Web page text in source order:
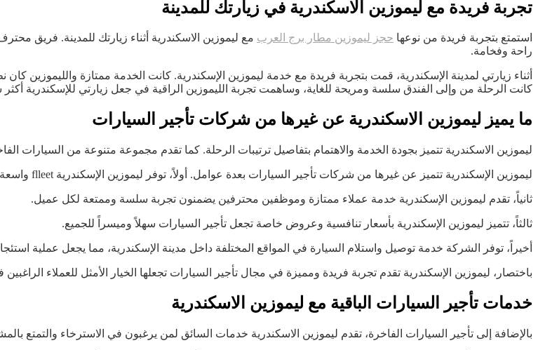
تجربة فريدة مع ليموزين الاسكندرية في زيارتك للمدينة
استمتع بتجربة فريدة من نوعها حجز ليموزين مطار برج العرب مع ليموزين الاسكندرية أثناء زيارتك للمدينة. فريق
راحة وفخامة.
أثناء زيارتي لمدينة الإسكندرية، قمت بتجربة فريدة مع خدمة ليموزين الإسكندرية. كانت الخدمة ممتازة والليموزين
كانت الرحلة من وإلى الفندق سلسة ومريحة للغاية، وساهمت تجربة الليموزين الراقية في جعل زيارتي للإسكندرية
ما يميز ليموزين الاسكندرية عن غيرها من شركات تأجير السيارات
ليموزين الاسكندرية تتميز بجودة الخدمة والاهتمام بتفاصيل ترتيبات الرحلة. كما تقدم مجموعة متنوعة من السيارات
ليموزين الإسكندرية تتميز عن غيرها من شركات تأجير السيارات بعدة عوامل. أولاً، توفر ليموزين الإسكندرية flleet واسعة ومتنوعة من السيارات الفاخرة والمريحة التي تناسب مختلف الاحتياجات والميزانيات.
ثانياً، تقدم ليموزين الإسكندرية خدمة عملاء ممتازة وموظفين محترفين يضمنون تجربة سلسة وممتعة لكل عميل.
ثالثاً، تتميز ليموزين الإسكندرية بأسعار تنافسية وعروض خاصة تجعل تأجير السيارات سهلاً وميسراً للجميع.
أخيراً، توفر الشركة خدمة توصيل واستلام السيارة في المواقع المختلفة داخل مدينة الإسكندرية، مما يجعل عملية
باختصار، ليموزين الإسكندرية تقدم تجربة فريدة ومميزة في مجال تأجير السيارات تجعلها الخيار الأمثل للعملاء
خدمات تأجير السيارات الباقية مع ليموزين الاسكندرية
بالإضافة إلى تأجير السيارات الفاخرة، تقدم ليموزين الاسكندرية خدمات السائق لمن يرغبون في الاسترخاء والتمتع